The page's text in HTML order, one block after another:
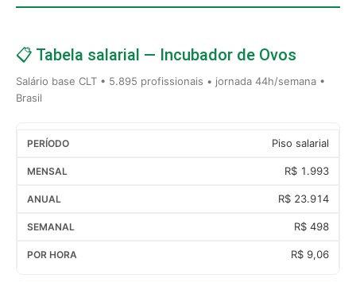
📋 Tabela salarial — Incubador de Ovos
Salário base CLT • 5.895 profissionais • jornada 44h/semana •
Brasil
Piso salarial
R$ 1.993
R$ 23.914
R$ 498
R$ 9,06